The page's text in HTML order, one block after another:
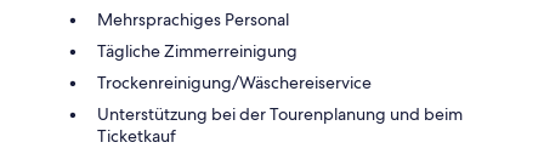
Mehrsprachiges Personal
Tägliche Zimmerreinigung
Trockenreinigung/Wäschereiservice
Unterstützung bei der Tourenplanung und beim
Ticketkauf